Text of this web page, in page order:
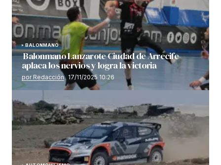
BALONMANO
Balonmano Lanzarote Ciudad de Arrecife
aplaca los nervios y logra la victoria
por Redacción 17/11/2025 10:26